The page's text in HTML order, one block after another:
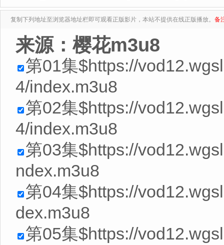
复制下列地址至浏览器地址栏即可观看正版影片，本站不提供在线正版播放。 备
来源：樱花m3u8
第01集$https://
4/index.m3u8
第02集$https://
4/index.m3u8
第03集$https://
ndex.m3u8
第04集$https://
dex.m3u8
第05集$https://